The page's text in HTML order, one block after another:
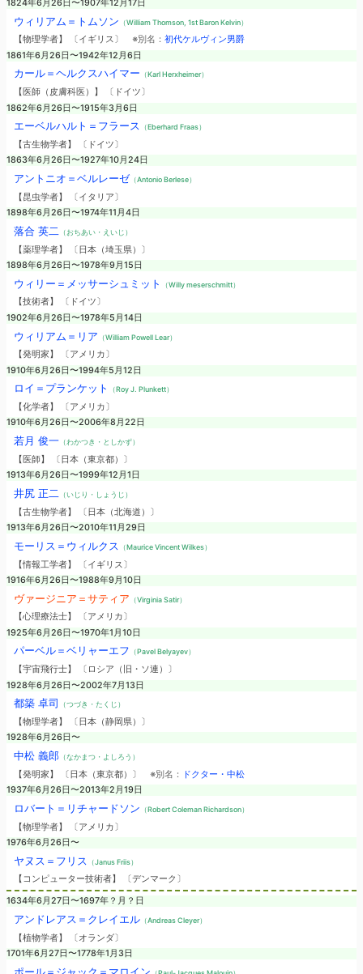
1824年6月26日〜1907年12月17日
ウィリアム＝トムソン （William Thomson, 1st Baron Kelvin）
【物理学者】 〔イギリス〕 ※別名： 初代ケルヴィン男爵
1861年6月26日〜1942年12月6日
カール＝ヘルクスハイマー （Karl Herxheimer）
【医師（皮膚科医）】 〔ドイツ〕
1862年6月26日〜1915年3月6日
エーベルハルト＝フラース （Eberhard Fraas）
【古生物学者】 〔ドイツ〕
1863年6月26日〜1927年10月24日
アントニオ＝ベルレーゼ （Antonio Berlese）
【昆虫学者】 〔イタリア〕
1898年6月26日〜1974年11月4日
落合 英二 （おちあい・えいじ）
【薬理学者】 〔日本（埼玉県）〕
1898年6月26日〜1978年9月15日
ウィリー＝メッサーシュミット （Willy meserschmitt）
【技術者】 〔ドイツ〕
1902年6月26日〜1978年5月14日
ウィリアム＝リア （William Powell Lear）
【発明家】 〔アメリカ〕
1910年6月26日〜1994年5月12日
ロイ＝プランケット （Roy J. Plunkett）
【化学者】 〔アメリカ〕
1910年6月26日〜2006年8月22日
若月 俊一（わかつき・としかず）
【医師】 〔日本（東京都）〕
1913年6月26日〜1999年12月1日
井尻 正二 （いじり・しょうじ）
【古生物学者】 〔日本（北海道）〕
1913年6月26日〜2010年11月29日
モーリス＝ウィルクス （Maurice Vincent Wilkes）
【情報工学者】 〔イギリス〕
1916年6月26日〜1988年9月10日
ヴァージニア＝サティア （Virginia Satir）
【心理療法士】 〔アメリカ〕
1925年6月26日〜1970年1月10日
パーベル＝ベリャーエフ （Pavel Belyayev）
【宇宙飛行士】 〔ロシア（旧・ソ連）〕
1928年6月26日〜2002年7月13日
都築 卓司 （つづき・たくじ）
【物理学者】 〔日本（静岡県）〕
1928年6月26日〜
中松 義郎（なかまつ・よしろう）
【発明家】 〔日本（東京都）〕 ※別名：
ドクター・中松
1937年6月26日〜2013年2月19日
ロバート＝リチャードソン （Robert Coleman Richardson）
【物理学者】 〔アメリカ〕
1976年6月26日〜
ヤヌス＝フリス （Janus Friis）
【コンピューター技術者】 〔デンマーク〕
1634年6月27日〜1697年？月？日
アンドレアス＝クレイエル（Andreas Cleyer）
【植物学者】 〔オランダ〕
1701年6月27日〜1778年1月3日
ポール＝ジャック＝マロイン